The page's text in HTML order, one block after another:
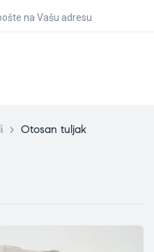
na Vašu adresu
> Otosan tuljak